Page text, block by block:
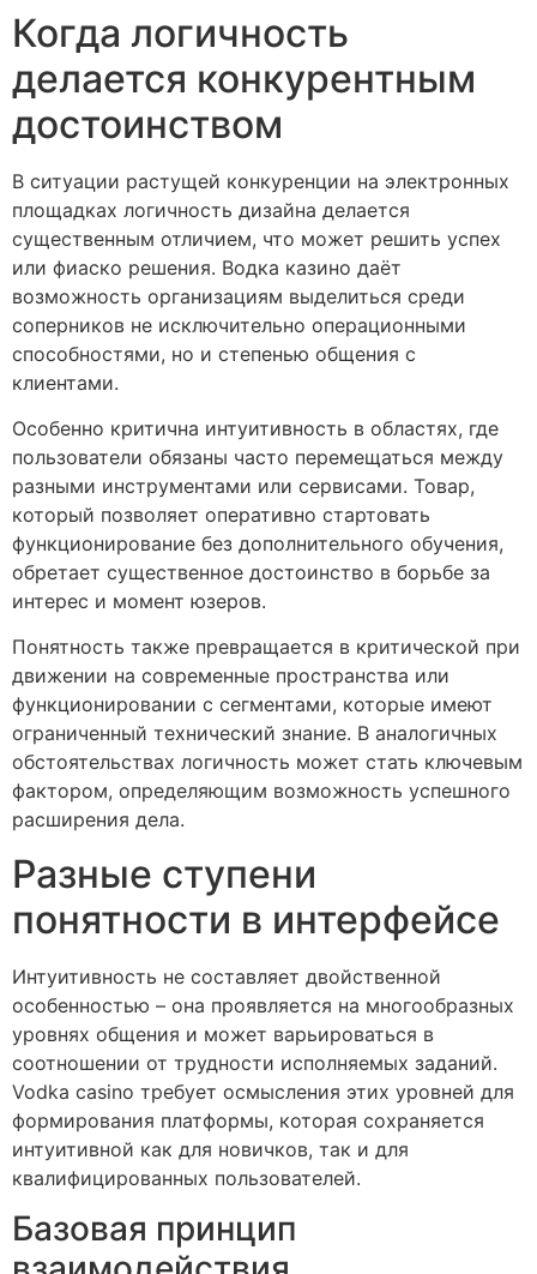
Когда логичность
делается конкурентным
достоинством
В ситуации растущей конкуренции на электронных
площадках логичность дизайна делается
существенным отличием, что может решить успех
или фиаско решения. Водка казино даёт
возможность организациям выделиться среди
соперников не исключительно операционными
способностями, но и степенью общения с
клиентами.
Особенно критична интуитивность в областях, где
пользователи обязаны часто перемещаться между
разными инструментами или сервисами. Товар,
который позволяет оперативно стартовать
функционирование без дополнительного обучения,
обретает существенное достоинство в борьбе за
интерес и момент юзеров.
Понятность также превращается в критической при
движении на современные пространства или
функционировании с сегментами, которые имеют
ограниченный технический знание. В аналогичных
обстоятельствах логичность может стать ключевым
фактором, определяющим возможность успешного
расширения дела.
Разные ступени
понятности в интерфейсе
Интуитивность не составляет двойственной
особенностью – она проявляется на многообразных
уровнях общения и может варьироваться в
соотношении от трудности исполняемых заданий.
Vodka casino требует осмысления этих уровней для
формирования платформы, которая сохраняется
интуитивной как для новичков, так и для
квалифицированных пользователей.
Базовая принцип